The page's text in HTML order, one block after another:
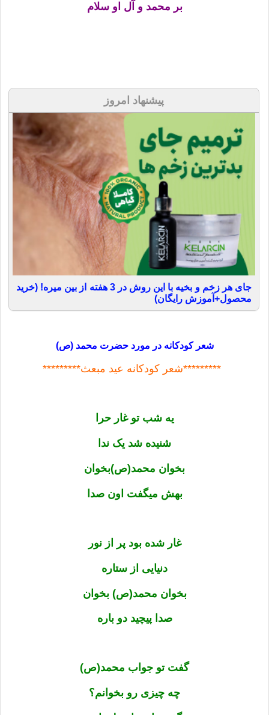
بر محمد و آل او سلام
پیشنهاد امروز
جای هر زخم و بخیه با این روش در 3 هفته از بین میره! (خرید
محصول+آموزش رایگان)
شعر کودکانه در مورد حضرت محمد (ص)
*********شعر کودکانه عید مبعث*********
یه شب تو غار حرا
شنیده شد یک ندا
بخوان محمد(ص)بخوان
بهش می­گفت اون صدا
غار شده بود پر از نور
دنیایی از ستاره
بخوان محمد(ص) بخوان
صدا پیچید دو باره
گفت تو جواب محمد(ص)
چه چیزی رو بخوانم؟